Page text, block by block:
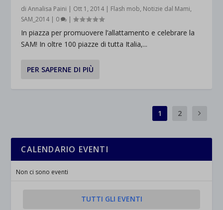
diAnnalisa Paini | Ott 1, 2014 | Flash mob, Notizie dal Mami,
SAM_2014 | 0 |
In piazza per promuovere l’allattamento e celebrare la
SAM! In oltre 100 piazze di tutta Italia,...
PER SAPERNE DI PIÙ
1 2
CALENDARIO EVENTI
Non ci sono eventi
TUTTI GLI EVENTI